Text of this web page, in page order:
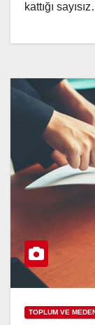
kattığı
TOPLUM VE